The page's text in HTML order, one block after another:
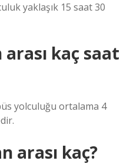
yaklaşık 15 saat 30
arası kaç saat
yolculuğu ortalama 4
arası kaç?